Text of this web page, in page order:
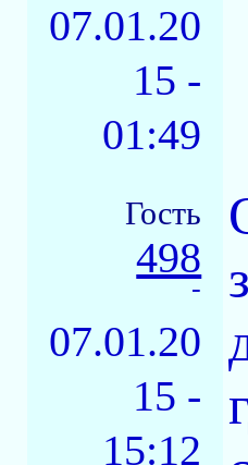
07.01.20
15 -
01:49
Гость
498
-
07.01.20
15 -
15:12